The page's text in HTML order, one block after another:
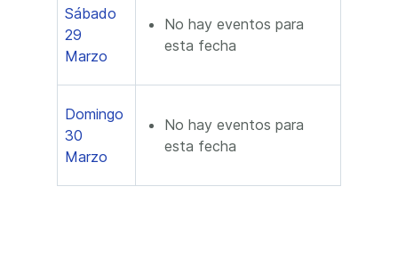
Sábado
29
Marzo
No hay eventos para
esta fecha
Domingo
30
Marzo
No hay eventos para
esta fecha